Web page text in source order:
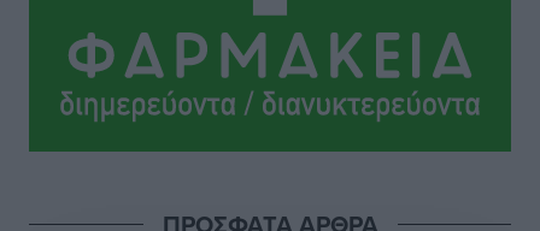
ΔΕΑΣ Δάφνη Ρόδου: Η Ευαγγελία Τετράδη στο
τεχνικό επιτελείο
Αθλητικά• πριν 4 ώρες